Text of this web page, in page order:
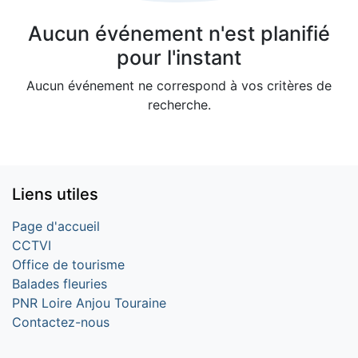
Aucun événement n'est planifié
pour l'instant
Aucun événement ne correspond à vos critères de
recherche.
Liens utiles
Page d'accueil
CCTVI
Office de tourisme
Balades fleuries
PNR Loire Anjou Touraine
Contactez-nous